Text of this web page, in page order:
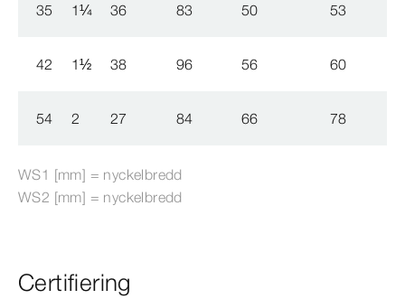
35 1¼ 36 83 50 53
42 1½ 38 96 56 60
54 2 27 84 66 78
WS1 [mm] = nyckelbredd
WS2 [mm] = nyckelbredd
Certifiering